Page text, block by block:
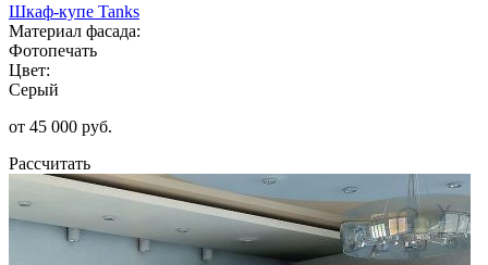
Шкаф-купе Tanks
Материал фасада:
Фотопечать
Цвет:
Серый
от 45 000 руб.
Рассчитать